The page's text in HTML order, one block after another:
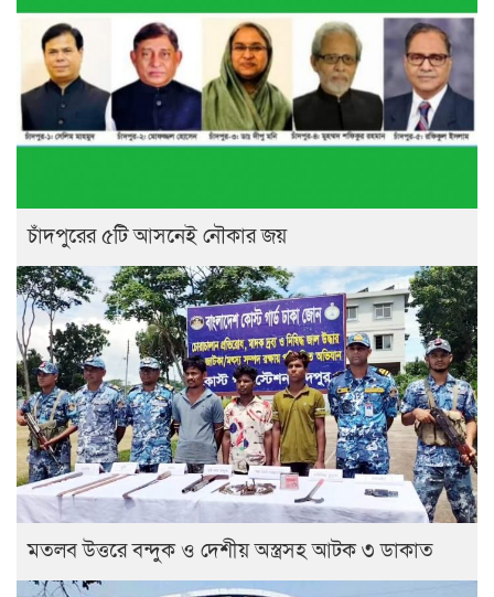
চাঁদপুরের ৫টি আসনেই নৌকার জয়
মতলব উত্তরে বন্দুক ও দেশীয় অস্ত্রসহ আটক ৩ ডাকাত